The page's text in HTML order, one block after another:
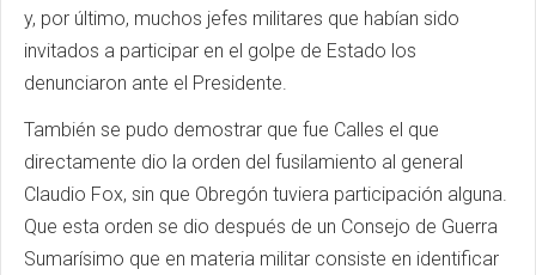
y, por último, muchos jefes militares que habían sido
invitados a participar en el golpe de Estado los
denunciaron ante el Presidente.
También se pudo demostrar que fue Calles el que
directamente dio la orden del fusilamiento al general
Claudio Fox, sin que Obregón tuviera participación alguna.
Que esta orden se dio después de un Consejo de Guerra
Sumarísimo que en materia militar consiste en identificar